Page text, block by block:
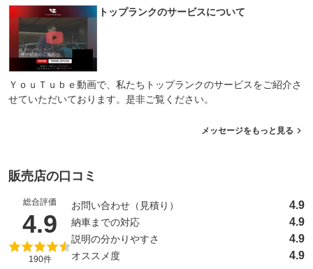
トップランクのサービスについて
ＹｏｕＴｕｂｅ動画で、私たちトップランクのサービスをご紹介さ
せていただいております。是非ご覧ください。
メッセージをもっと見る
販売店の口コミ
総合評価
4.9 （5点満点中）
190件
お問い合わせ（見積り） 4.9
納車までの対応 4.9
説明の分かりやすさ 4.9
オススメ度 4.9